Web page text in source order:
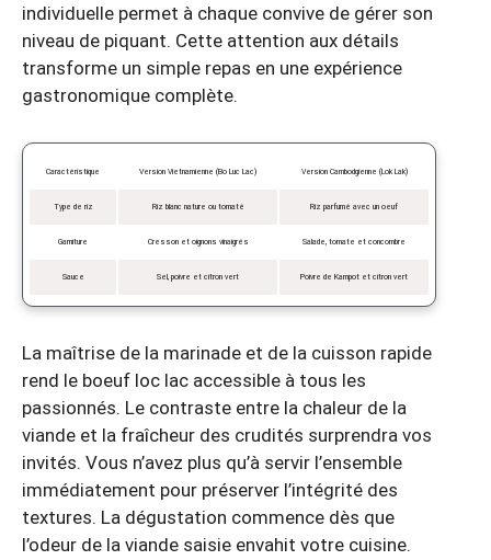
individuelle permet à chaque convive de gérer son
niveau de piquant. Cette attention aux détails
transforme un simple repas en une expérience
gastronomique complète.
Caractéristique Version Vietnamienne (Bo Luc Lac) Version Cambodgienne (Lok Lak)
Type de riz Riz blanc nature ou tomaté Riz parfumé avec un oeuf
Garniture Cresson et oignons vinaigrés Salade, tomate et concombre
Sauce Sel, poivre et citron vert Poivre de Kampot et citron vert
La maîtrise de la marinade et de la cuisson rapide
rend le boeuf loc lac accessible à tous les
passionnés. Le contraste entre la chaleur de la
viande et la fraîcheur des crudités surprendra vos
invités. Vous n’avez plus qu’à servir l’ensemble
immédiatement pour préserver l’intégrité des
textures. La dégustation commence dès que
l’odeur de la viande saisie envahit votre cuisine.